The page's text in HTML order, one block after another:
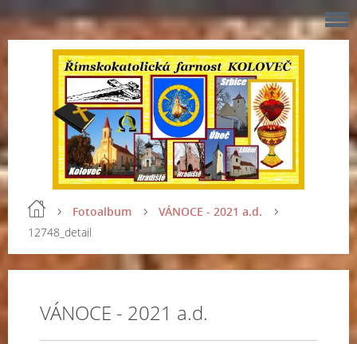
Fotoalbum
VÁNOCE - 2021 a.d.
12748_detail
VÁNOCE - 2021 a.d.